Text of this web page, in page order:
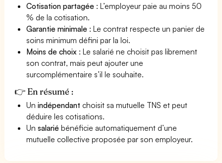
Cotisation partagée : L’employeur paie au moins 50
% de la cotisation.
Garantie minimale : Le contrat respecte un panier de
soins minimum défini par la loi.
Moins de choix : Le salarié ne choisit pas librement
son contrat, mais peut ajouter une
surcomplémentaire s’il le souhaite.
👉 En résumé :
Unindépendant choisit sa mutuelle TNS et peut
déduire les cotisations.
Unsalarié bénéficie automatiquement d’une
mutuelle collective proposée par son employeur.